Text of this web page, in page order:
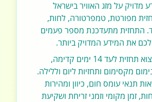
מדויק על מזג האוויר בישראל
מפורטת, טמפרטורה, לחות,
התחזית מתעדכנת מספר פעמים
את המידע המדויק ביותר.
באתר תוכלו למצוא תחזית לעד 14 ימים קדימה,
מקסימום ותחזיות ליום וללילה.
תנאי עומס חום, כיוון ומהירות
זמן מקומי וזמני זריחת ושקיעת